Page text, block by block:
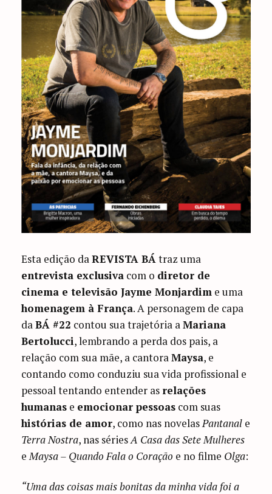
Esta edição daREVISTA BÁtraz uma
entrevista exclusiva com o diretor de
cinema e televisão Jayme Monjardim e uma
homenagem à França. A personagem de capa
daBÁ #22 contou sua trajetória aMariana
Bertolucci, lembrando a perda dos pais, a
relação com sua mãe, a cantoraMaysa, e
contando como conduziu sua vida profissional e
pessoal tentando entender as relações
humanas e emocionar pessoas com suas
histórias de amor, como nas novelasPantanal e
Terra Nostra, nas sériesA Casa das Sete Mulheres
eMaysa – Quando Fala o Coração e no filme Olga:
“Uma das coisas mais bonitas da minha vida foi a